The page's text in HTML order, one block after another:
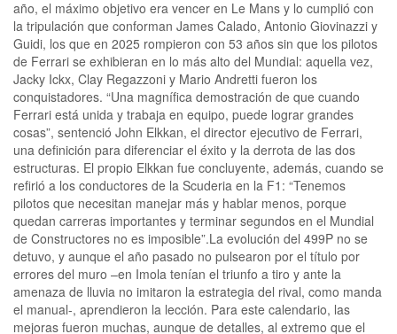
año, el máximo objetivo era vencer en Le Mans y lo cumplió con
la tripulación que conforman James Calado, Antonio Giovinazzi y
Guidi, los que en 2025 rompieron con 53 años sin que los pilotos
de Ferrari se exhibieran en lo más alto del Mundial: aquella vez,
Jacky Ickx, Clay Regazzoni y Mario Andretti fueron los
conquistadores. “Una magnífica demostración de que cuando
Ferrari está unida y trabaja en equipo, puede lograr grandes
cosas”, sentenció John Elkkan, el director ejecutivo de Ferrari,
una definición para diferenciar el éxito y la derrota de las dos
estructuras. El propio Elkkan fue concluyente, además, cuando se
refirió a los conductores de la Scuderia en la F1: “Tenemos
pilotos que necesitan manejar más y hablar menos, porque
quedan carreras importantes y terminar segundos en el Mundial
de Constructores no es imposible”.La evolución del 499P no se
detuvo, y aunque el año pasado no pulsearon por el título por
errores del muro –en Imola tenían el triunfo a tiro y ante la
amenaza de lluvia no imitaron la estrategia del rival, como manda
el manual-, aprendieron la lección. Para este calendario, las
mejoras fueron muchas, aunque de detalles, al extremo que el